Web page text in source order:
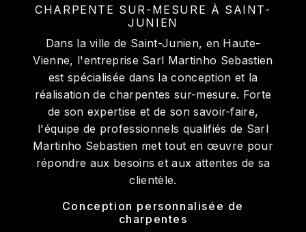
CHARPENTE SUR-MESURE À SAINT-
JUNIEN
Dans la ville de Saint-Junien, en Haute-
Vienne, l'entreprise Sarl Martinho Sebastien
est spécialisée dans la conception et la
réalisation de charpentes sur-mesure. Forte
de son expertise et de son savoir-faire,
l'équipe de professionnels qualifiés de Sarl
Martinho Sebastien met tout en œuvre pour
répondre aux besoins et aux attentes de sa
clientèle.
Conception personnalisée de
charpentes